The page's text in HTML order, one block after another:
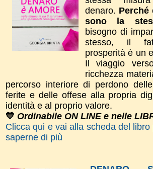
denaro. Perché
sono la
bisogno di
stesso, il
prosperità è un
Il viaggio
ricchezza
percorso interiore di perdono
ferite e delle offese alla propria
identità e al proprio valore.
💙 Ordinabile ON LINE e nelle
Clicca qui e vai alla scheda del
saperne di più